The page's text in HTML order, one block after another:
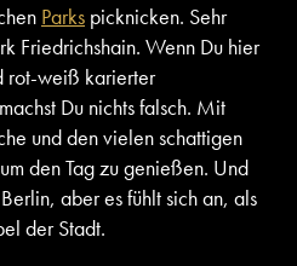
Parks picknicken. Sehr
Friedrichshain. Wenn Du hier
rot-weiß karierter
Du nichts falsch. Mit
und den vielen schattigen
den Tag zu genießen. Und
aber es fühlt sich an, als
der Stadt.